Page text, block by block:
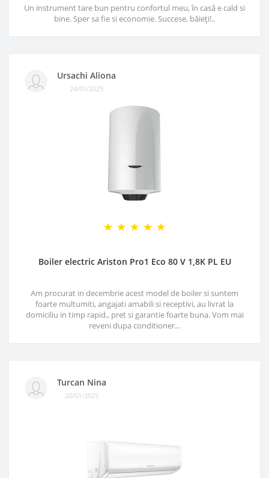
Un instrument tare bun pentru confortul meu, în casă e cald si
bine. Sper sa fie si economie. Succese, băieți!..
Ursachi Aliona
24/01/2025
Boiler electric Ariston Pro1 Eco 80 V 1,8K PL EU
Am procurat in decembrie acest model de boiler si suntem
foarte multumiti, angajati amabili si receptivi, au livrat la
domiciliu in timp rapid., pret si garantie foarte buna. Vom mai
reveni dupa conditioner...
Turcan Nina
20/01/2025